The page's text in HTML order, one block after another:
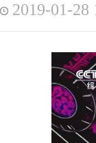
2019-01-